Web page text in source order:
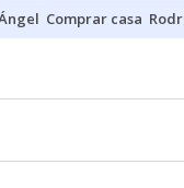
Comprar casa